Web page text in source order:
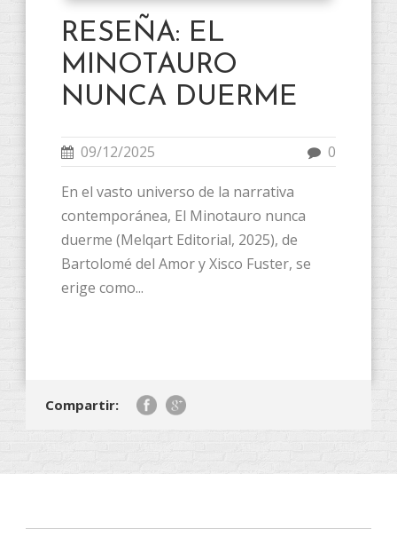
RESEÑA: EL
MINOTAURO
NUNCA DUERME
09/12/2025 0
En el vasto universo de la narrativa
contemporánea, El Minotauro nunca
duerme (Melqart Editorial, 2025), de
Bartolomé del Amor y Xisco Fuster, se
erige como...
Compartir: